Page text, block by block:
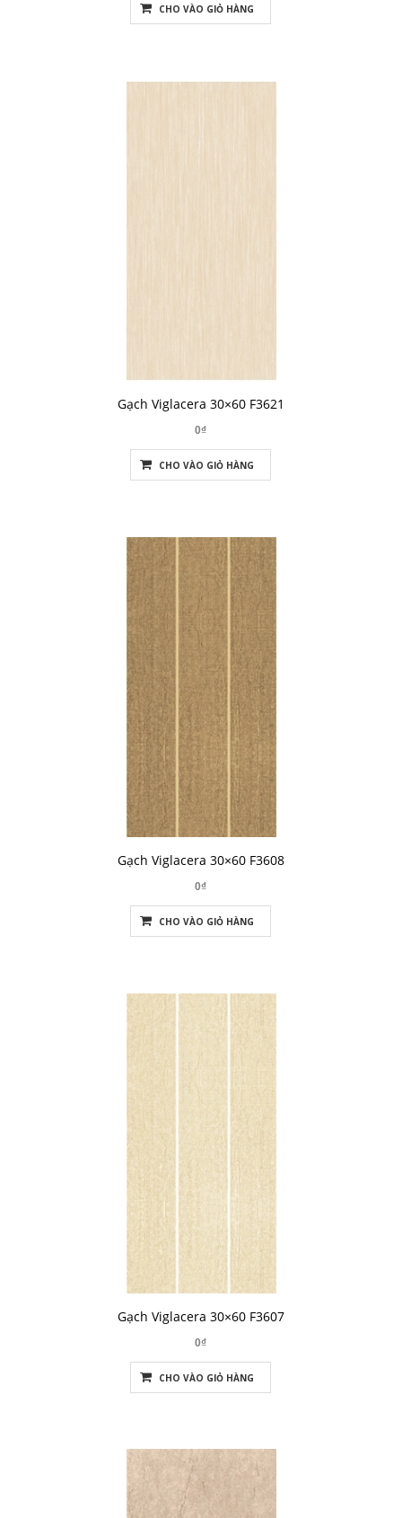
CHO VÀO GIỎ HÀNG
Gạch Viglacera 30×60 F3621
0₫
CHO VÀO GIỎ HÀNG
Gạch Viglacera 30×60 F3608
0₫
CHO VÀO GIỎ HÀNG
Gạch Viglacera 30×60 F3607
0₫
CHO VÀO GIỎ HÀNG